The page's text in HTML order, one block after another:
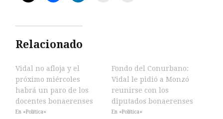
Relacionado
Vidal no afloja y el
próximo miércoles
habrá un paro de los
docentes bonaerenses
En «Política»
Fondo del Conurbano:
Vidal le pidió a Monzó
reunirse con los
diputados bonaerenses
En «Política»